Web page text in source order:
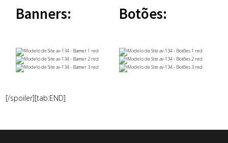
Banners: Botões:
[/spoiler][tab:END]